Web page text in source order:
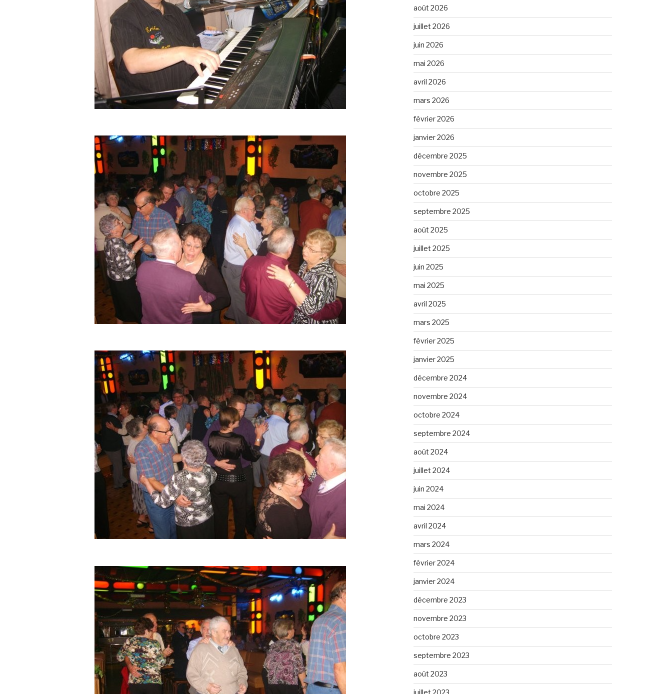
août 2026
juillet 2026
juin 2026
mai 2026
avril 2026
mars 2026
février 2026
janvier 2026
décembre 2025
novembre 2025
octobre 2025
septembre 2025
août 2025
juillet 2025
juin 2025
mai 2025
avril 2025
mars 2025
février 2025
janvier 2025
décembre 2024
novembre 2024
octobre 2024
septembre 2024
août 2024
juillet 2024
juin 2024
mai 2024
avril 2024
mars 2024
février 2024
janvier 2024
décembre 2023
novembre 2023
octobre 2023
septembre 2023
août 2023
juillet 2023